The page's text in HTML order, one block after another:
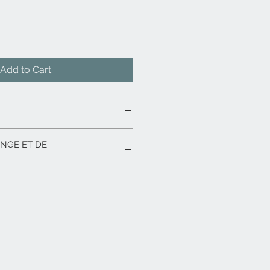
Add to Cart
ET DE